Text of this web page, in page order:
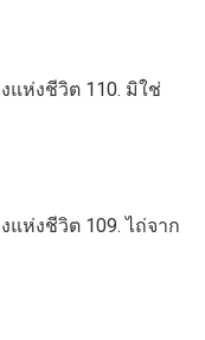
แห่งชีวิต 110. มิใช่
แห่งชีวิต 109. ไถ่จาก